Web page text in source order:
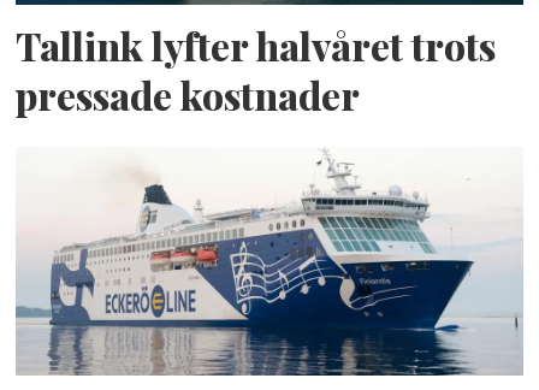
Tallink lyfter halvåret trots
pressade kostnader